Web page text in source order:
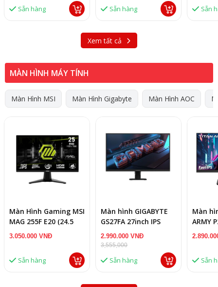
Sẵn hàng Sẵn hàng Sẵn
Xem tất cả
MÀN HÌNH MÁY TÍNH
Màn Hình MSI Màn Hình Gigabyte Màn Hình AOC
Màn Hình Gaming MSI
MAG 255F E20 (24.5
inch - IPS - FHD -
3.050.000 VNĐ
Sẵn hàng
Màn hình GIGABYTE
GS27FA 27inch IPS
180Hz chuyên game
2.990.000 VNĐ
3,555,000
Sẵn hàng
Màn
ARMY
inch,
Sẵn